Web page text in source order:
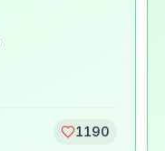
1190